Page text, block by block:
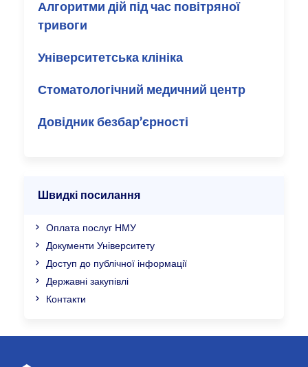
Алгоритми дій під час повітряної
тривоги
Університетська клініка
Стоматологічний медичний центр
Довідник безбар’єрності
Швидкі посилання
Оплата послуг НМУ
Документи Університету
Доступ до публічної інформації
Державні закупівлі
Контакти